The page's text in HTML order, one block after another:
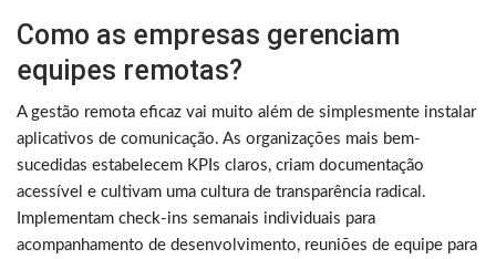
Como as empresas gerenciam
equipes remotas?
A gestão remota eficaz vai muito além de simplesmente instalar
aplicativos de comunicação. As organizações mais bem-
sucedidas estabelecem KPIs claros, criam documentação
acessível e cultivam uma cultura de transparência radical.
Implementam check-ins semanais individuais para
acompanhamento de desenvolvimento, reuniões de equipe para